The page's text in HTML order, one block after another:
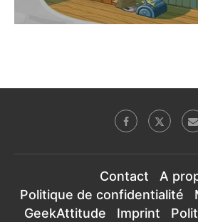
Contact
A
Politique de confidentialité
GeekAttitude
Imprint